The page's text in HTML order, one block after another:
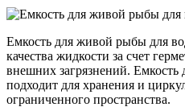
Емкость для живой рыбы для
качества жидкости за счет
внешних загрязнений.
подходит для хранения и
ограниченного пространства.